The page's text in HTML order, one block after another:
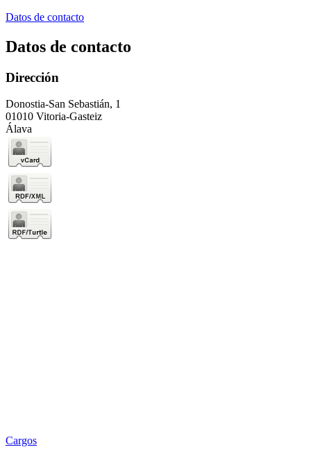
Datos de contacto
Datos de contacto
Dirección
Donostia-San Sebastián, 1
01010 Vitoria-Gasteiz
Álava
Cargos